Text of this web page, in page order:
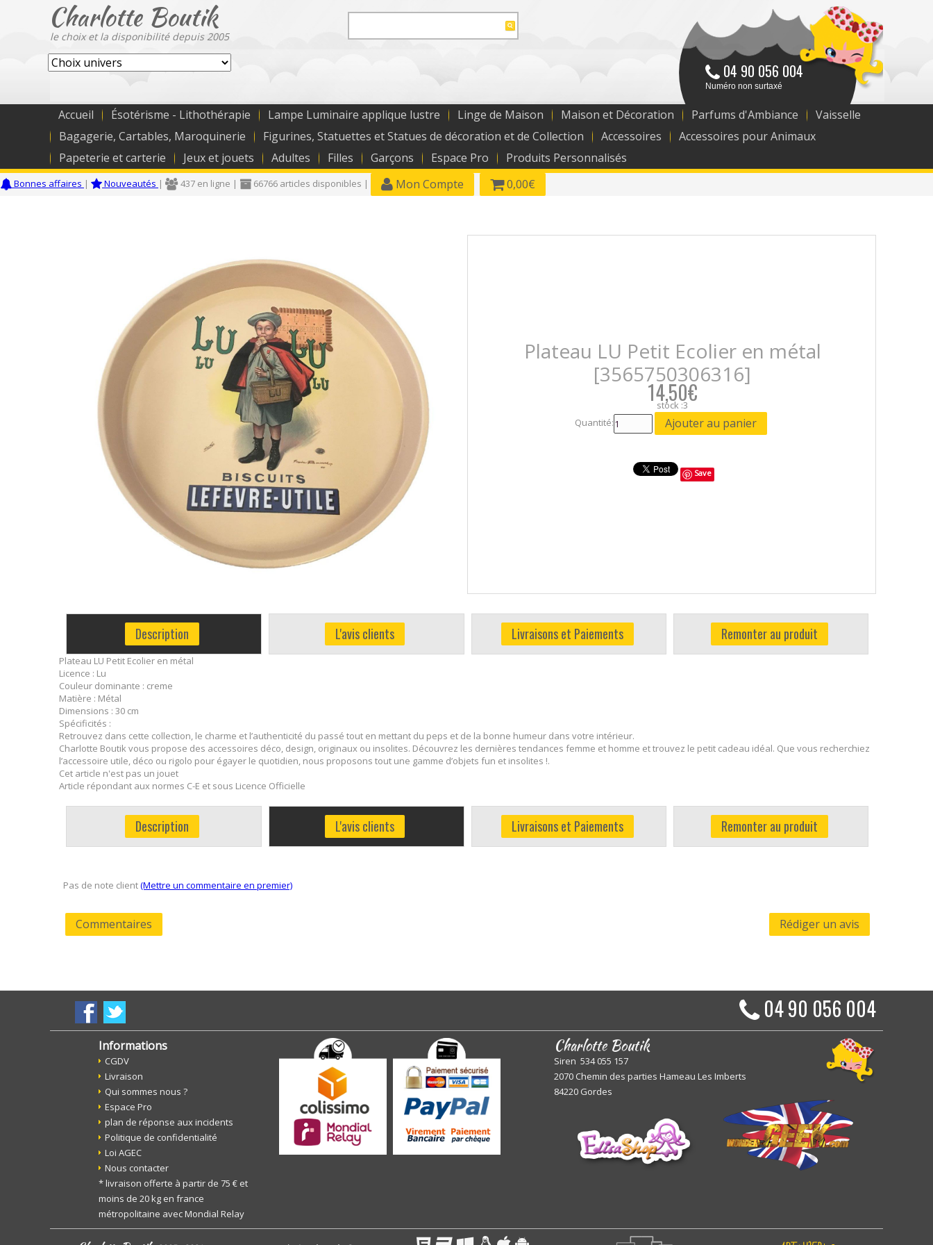
04 90 056 004
Numéro non surtaxé
Charlotte Boutik
le choix et la disponibilité depuis 2005
Accueil Ésotérisme - Lithothérapie Lampe Luminaire applique lustre Linge de Maison Maison et Décoration Parfums d'Ambiance
Vaisselle
Bagagerie, Cartables, Maroquinerie
Figurines, Statuettes et Statues de décoration et de Collection Accessoires
Accessoires pour Animaux
Papeterie et carterie
Jeux et jouets Adultes Filles Garçons Espace Pro Produits Personnalisés
Bonnes affaires | Nouveautés | 437 en ligne | 66766 articles disponibles | Mon Compte 0,00€
Plateau LU Petit Ecolier en métal
[3565750306316]
14,50€
stock :3
Quantité:
Save
Description L'avis clients Livraisons et Paiements Remonter au produit
Plateau LU Petit Ecolier en métal
Licence : Lu
Couleur dominante : creme
Matière : Métal
Dimensions : 30 cm
Spécificités :
Retrouvez dans cette collection, le charme et l’authenticité du passé tout en mettant du peps et de la bonne humeur dans votre intérieur.
Charlotte Boutik vous propose des accessoires déco, design, originaux ou insolites. Découvrez les dernières tendances femme et homme et trouvez le petit cadeau idéal. Que vous recherchiez
l’accessoire utile, déco ou rigolo pour égayer le quotidien, nous proposons tout une gamme d’objets fun et insolites !.
Cet article n'est pas un jouet
Article répondant aux normes C-E et sous Licence Officielle
Description L'avis clients Livraisons et Paiements Remonter au produit
Pas de note client(Mettre un commentaire en premier)
Commentaires Rédiger un avis
04 90 056 004
Informations
CGDV
Livraison
Qui sommes nous ?
Espace Pro
plan de réponse aux incidents
Politique de confidentialité
Loi AGEC
Nous contacter
* livraison offerte à partir de 75 € et
moins de 20 kg en france
métropolitaine avec Mondial Relay
Charlotte Boutik
Siren 534 055 157
2070 Chemin des parties Hameau Les Imberts
84220 Gordes